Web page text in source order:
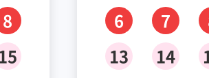
8
15
6
7
13
14